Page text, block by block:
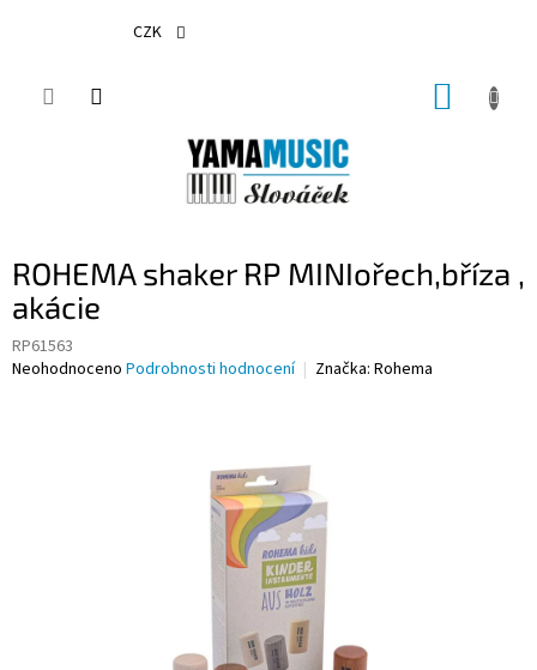
CZK
ROHEMA shaker RP MINIořech,bříza ,
akácie
RP61563
Průměrné
Neohodnoceno Podrobnosti hodnocení Značka: Rohema